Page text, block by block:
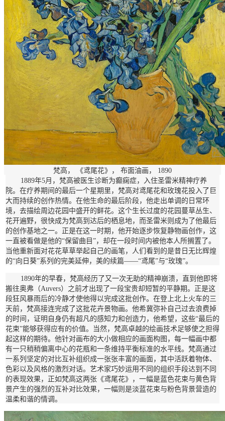
梵高， 《鸢尾花》， 布面油画， 1890
1889年5月，梵高被医生诊断为癫痫症，入住圣雷米精神疗养
院。在疗养期间的最后一个星期里，梵高对鸢尾花和玫瑰花投入了巨
大而持续的创作热情。在他生命的最后阶段，他走出单调的日常环
境，去描绘周边花园中盛开的鲜花。这个生长过度的花园蔓草丛生、
花开遍野，很快成为梵高到达后的栖息地，而圣雷米则成为了他最后
的创作基地之一。正是在这一时期，他开始逐步恢复静物画创作，这
一直被看做是他的“保留曲目”，却在一段时间内被他本人所搁置了。
当他重新面对花花草草举起自己的画笔，人们看到的是昔日无比辉煌
的“向日葵”系列的完美延伸，美的续篇——“鸢尾”与“玫瑰”。
1890年的早春，梵高经历了又一次无助的精神崩溃，直到他即将
搬往奥弗（Auvers）之前才出现了一段宝贵却短暂的平静期。正是这
段狂风暴雨后的冷静才使他得以完成这批创作。在登上北上火车的三
天前，梵高接连完成了这批花卉景物画。他希冀弥补自己过去浪费掉
的时间，证明自身仍有超凡的感知力和创造力，他希望，这些“最后的
花束”能够获得应有的价值。当然，梵高卓越的绘画技术足够使之担得
起这样的期待。他针对画布的大小做相应的画面构图，每一幅画中都
有一只稍稍偏离中心的花瓶和一条维持平衡标准的水平线。梵高通过
一系列坚定的对比互补组织成一张张丰富的画面，其中活跃着物体、
色彩以及风格的激烈对话。艺术家巧妙运用不同的组织手段达到不同
的表现效果，正如梵高这两张《鸢尾花》，一幅是蓝色花束与黄色背
景产生的强烈的互补对比效果，一幅则是淡蓝花束与粉色背景营造的
温柔和谐的情调。